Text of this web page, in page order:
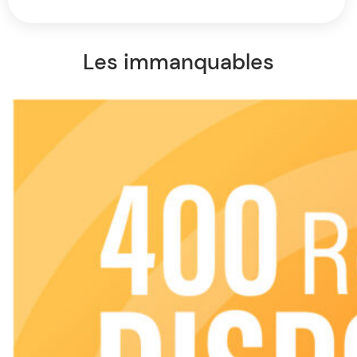
Les immanquables